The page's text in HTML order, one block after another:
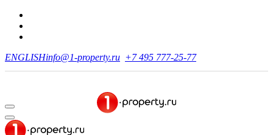
ENGLISHinfo@1-property.ru +7 495 777-25-77